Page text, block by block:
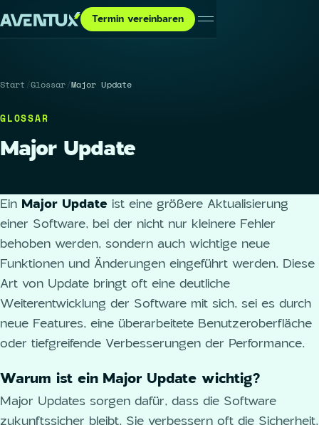
Termin vereinbaren
Start /Glossar/Major Update
GLOSSAR
Major Update
Ein Major Update ist eine größere Aktualisierung
einer Software, bei der nicht nur kleinere Fehler
behoben werden, sondern auch wichtige neue
Funktionen und Änderungen eingeführt werden. Diese
Art von Update bringt oft eine deutliche
Weiterentwicklung der Software mit sich, sei es durch
neue Features, eine überarbeitete Benutzeroberfläche
oder tiefgreifende Verbesserungen der Performance.
Warum ist ein Major Update wichtig?
Major Updates sorgen dafür, dass die Software
zukunftssicher bleibt. Sie verbessern oft die Sicherheit,